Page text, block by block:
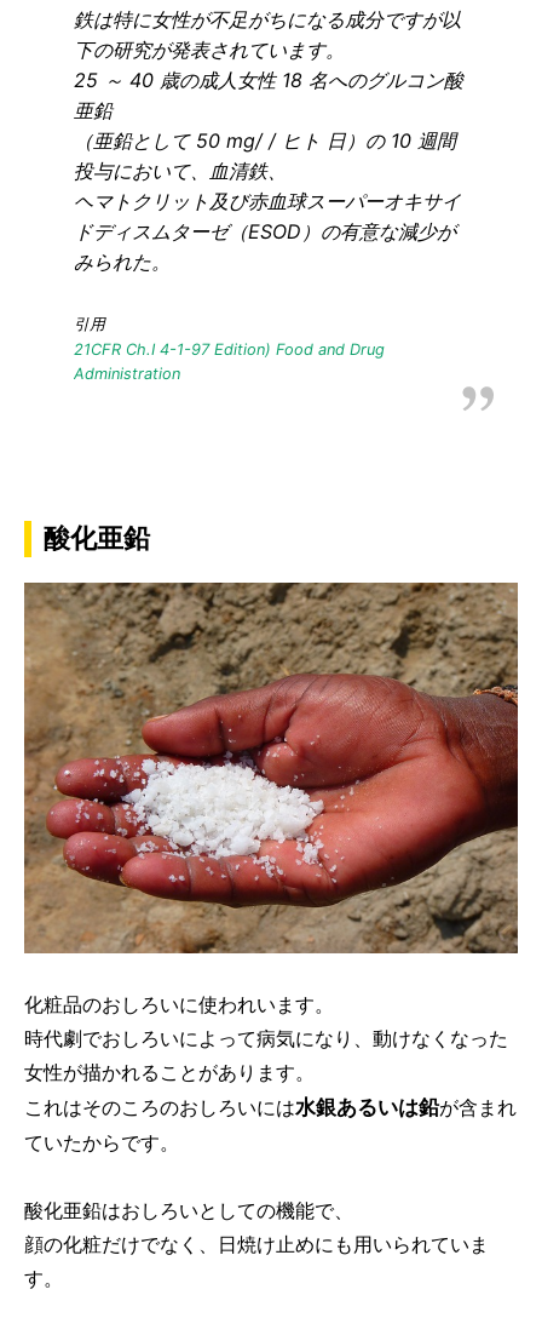
鉄は特に女性が不足がちになる成分ですが以
下の研究が発表されています。
25 ～ 40 歳の成人女性 18 名へのグルコン酸
亜鉛
（亜鉛として 50 mg/ / ヒト 日）の 10 週間
投与において、血清鉄、
ヘマトクリット及び赤血球スーパーオキサイ
ドディスムターゼ（ESOD）の有意な減少が
みられた。
引用
21CFR Ch.I 4-1-97 Edition) Food and Drug
Administration
酸化亜鉛
化粧品のおしろいに使われいます。
時代劇でおしろいによって病気になり、動けなくなった
女性が描かれることがあります。
これはそのころのおしろいには水銀あるいは鉛が含まれ
ていたからです。
酸化亜鉛はおしろいとしての機能で、
顔の化粧だけでなく、日焼け止めにも用いられていま
す。